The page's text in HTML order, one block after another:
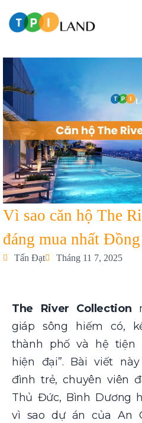
Vì sao căn hộ The
đáng mua nhất
Tấn Đạt Tháng 11 7, 2025
The River Collection
giáp sông hiếm có,
thành phố và hệ tiện
hiện đại”. Bài viết
đình trẻ, chuyên viên
Thủ Đức, Bình Dương
vì sao dự án của An